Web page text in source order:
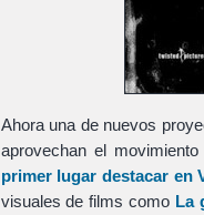
Ahora una de nuevos
aprovechan el
primer lugar destacar en
visuales de films como La